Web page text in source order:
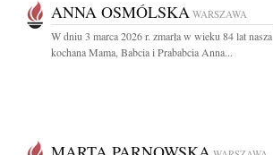
ANNA OSMÓLSKA WARSZAWA
W dniu 3 marca 2026 r. zmarła w wieku 84 lat nasza
kochana Mama, Babcia i Prababcia Anna...